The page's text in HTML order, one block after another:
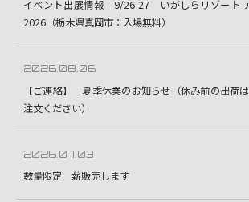
イベント出展情報 9/26-27 いがしらリゾート
2026（栃木県真岡市：入場無料）
2026.08.06
【ご連絡】 夏季休業のお知らせ（休み前の出荷
注文ください）
2026.07.03
数量限定 薪販売します